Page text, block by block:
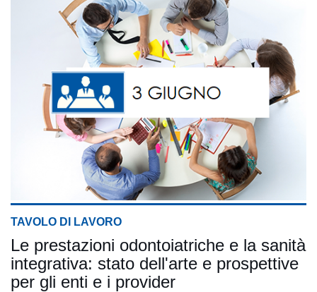
TAVOLO DI LAVORO
Le prestazioni odontoiatriche e la sanità
integrativa: stato dell'arte e prospettive
per gli enti e i provider